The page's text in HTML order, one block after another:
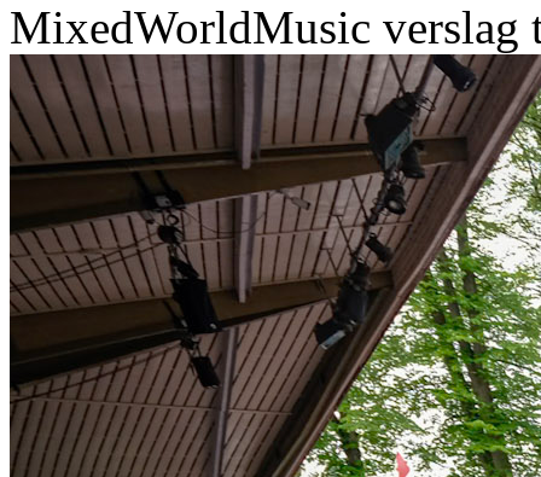
MixedWorldMusic verslag